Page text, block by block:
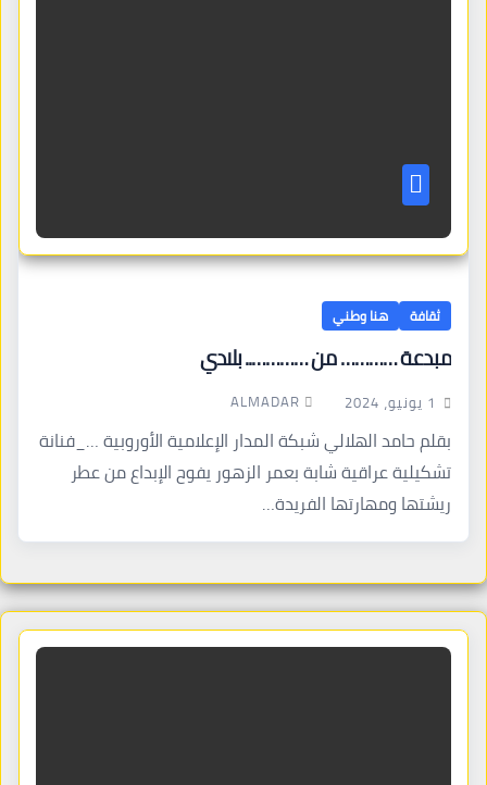
ثقافة هنا وطني
مبدعة ………… من ………….. بلادي
1 يونيو، 2024 ALMADAR
بقلم حامد الهلالي شبكة المدار الإعلامية الأوروبية …_فنانة
تشكيلية عراقية شابة بعمر الزهور يفوح الإبداع من عطر
ريشتها ومهارتها الفريدة…